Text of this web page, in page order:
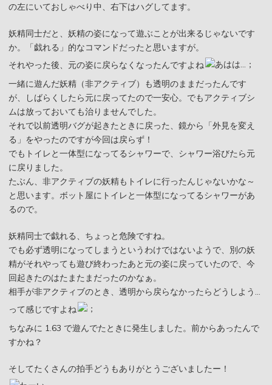
の左にいておしゃべり中、右下はハグしてます。
妖精同士だと、妖精の姿になって遊ぶことが出来るじゃないです
か。「戯れる」的なコマンドだったと思いますが。
それやった後、元の姿に戻らなくなったんですよね
一緒に遊んだ妖精（非アクティブ）も透明のままだったんです
が、しばらくしたら元に戻ってたので一安心。でもアクティブシ
ムは放っておいても治りませんでした。
それで以前透明バグが起きたときに戻った、鏡から「外見を変え
る」をやったのですが今回は戻らず！
でもトイレと一体型になってるシャワーで、シャワー浴びたら元
に戻りました。
たぶん、非アクティブの妖精もトイレに行ったんじゃないかな～
と思います。ボット屋にトイレと一体型になってるシャワーがあ
るので。
妖精同士で戯れる、ちょっと危険ですね。
でも必ず透明になってしまうというわけではないようで、別の妖
精がそれやっても遊び終わったあと元の姿に戻っていたので、今
回起きたのはたまたまだったのかなぁ。
相手が非アクティブのとき、透明から戻らなかったらどうしよう…
って感じですよね
ちなみに 1.63 で遊んでたときに発生しました。前からあったんで
すかね？
そしてたくさんの拍手どうもありがとうございましたー！